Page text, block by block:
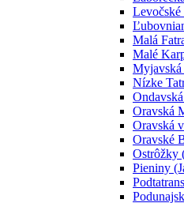
Levočské
Malá
Malé
Myjavská
Nízke
Oravská
Oravská
Oravské
Ostrôžky
Pieniny